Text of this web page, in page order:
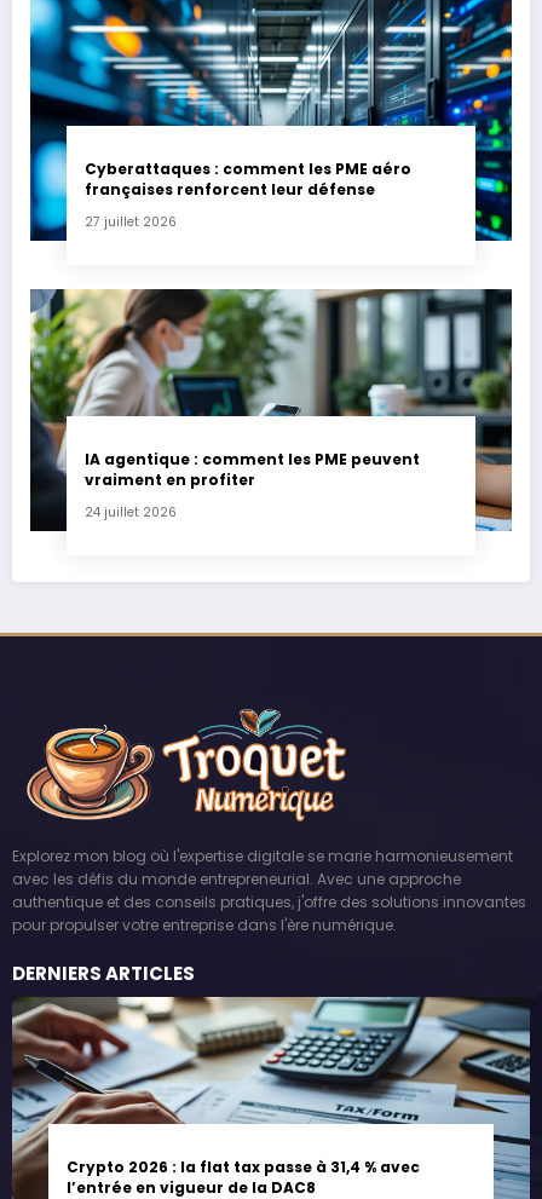
Cyberattaques : comment les PME aéro
françaises renforcent leur défense
27 juillet 2026
IA agentique : comment les PME peuvent
vraiment en profiter
24 juillet 2026
Explorez mon blog où l'expertise digitale se marie harmonieusement
avec les défis du monde entrepreneurial. Avec une approche
authentique et des conseils pratiques, j'offre des solutions innovantes
pour propulser votre entreprise dans l'ère numérique.
DERNIERS ARTICLES
Crypto 2026 : la flat tax passe à 31,4 % avec
l’entrée en vigueur de la DAC8